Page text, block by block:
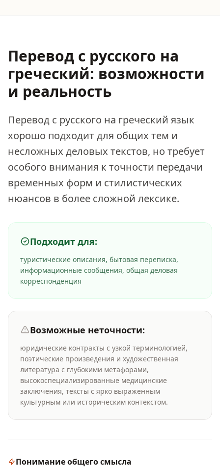
Перевод с русского на
греческий: возможности
и реальность
Перевод с русского на греческий язык
хорошо подходит для общих тем и
несложных деловых текстов, но требует
особого внимания к точности передачи
временных форм и стилистических
нюансов в более сложной лексике.
Подходит для:
туристические описания, бытовая переписка,
информационные сообщения, общая деловая
корреспонденция
Возможные неточности:
юридические контракты с узкой терминологией,
поэтические произведения и художественная
литература с глубокими метафорами,
высокоспециализированные медицинские
заключения, тексты с ярко выраженным
культурным или историческим контекстом.
Понимание общего смысла